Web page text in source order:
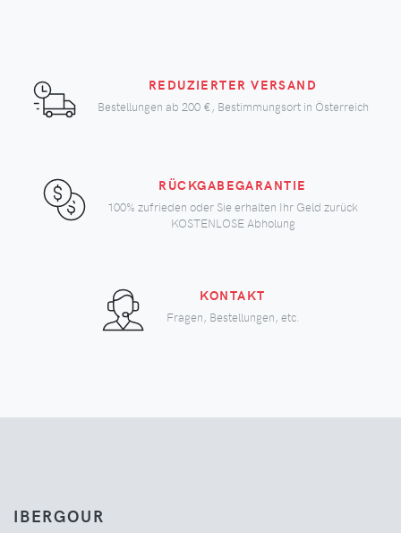
REDUZIERTER VERSAND
Bestellungen ab 200 €, Bestimmungsort in Österreich
RÜCKGABEGARANTIE
100% zufrieden oder Sie erhalten Ihr Geld zurück
KOSTENLOSE Abholung
KONTAKT
Fragen, Bestellungen, etc.
IBERGOUR